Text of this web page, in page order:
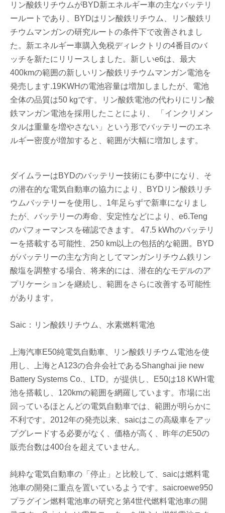
リン酸鉄リチウムがBYD新エネルギー車の主なバッテリ
ールートであり、BYDはリン酸鉄リチウム、リン酸鉄リ
チウムマンガンの研究ルートの条件下で改善されまし
た。新エネルギー車購入免税ディレクトリの4番目のバ
ッチを新たにリリースしました。新しいe6は、最大
400kmの範囲の新しいリン酸鉄リチウムマンガン電池を
発売します.19KWHの電池容量は増加しましたが、電池
全体の品質は50 kgです。リン酸鉄電池の代わりにリン酸
鉄マンガン電池を採用したことにより、 「インクリメン
タルは重量を増やさない」という形でバッテリーのエネ
ルギー密度が増加すると、範囲が大幅に増加します。
ダイムラーはBYDのバッテリー技術にも夢中になり、そ
の潜在的な電気自動車の協力により、BYDリン酸鉄リチ
ウムバッテリーを使用し、1年足らずで新車になりまし
たが、バッテリーの寿命、安定性などにより、e6.Teng
のパフォーマンスを確認できます。 47.5 kWhのバッテリ
ーを搭載する可能性、250 km以上の包括的な範囲。BYD
がバッテリーの主な方向としてマンガンリチウム鉄リン
酸塩を調整する場合、将来的には、潜在的なモデルのア
プリケーションを継続し、範囲をさらに改善する可能性
があります。
Saic：リン酸鉄リチウム、水素燃料電池
上海汽車E50純電気自動車、リン酸鉄リチウム電池を使
用し、上海とA123の合弁会社であるShanghai jie new
Battery Systems Co.、LTD。が提供し、E50は18 KWH電
池を搭載し、120kmの範囲を網羅しています。市場に出
回っているほとんどの電気自動車では、範囲が明らかに
不利です。2012年の発売以来、saicはこの高級車をアッ
プグレードする必要がなく、価格が高く、昨年のE50の
販売台数は400台を超えていません。
純粋な電気自動車の「停止」と比較して、saicは燃料電
池車の開発に重点を置いているようです。saicroewe950
プラグイン燃料電池車の研究と第4世代燃料電池車の開